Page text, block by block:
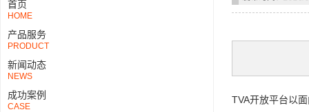
首页
HOME
产品服务
PRODUCT
新闻动态
NEWS
成功案例
CASE
TVA开放平台以